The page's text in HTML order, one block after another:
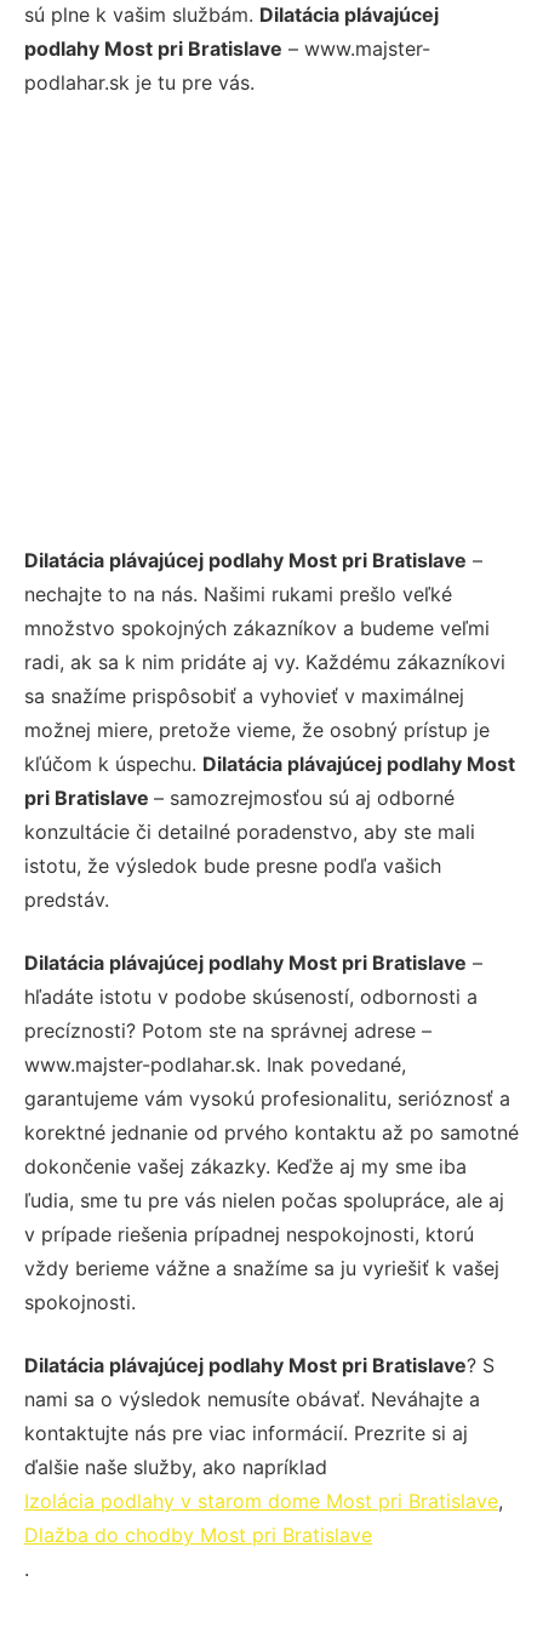
sú plne k vašim službám. Dilatácia plávajúcej
podlahy Most pri Bratislave – www.majster-
podlahar.sk je tu pre vás.
Dilatácia plávajúcej podlahy Most pri Bratislave –
nechajte to na nás. Našimi rukami prešlo veľké
množstvo spokojných zákazníkov a budeme veľmi
radi, ak sa k nim pridáte aj vy. Každému zákazníkovi
sa snažíme prispôsobiť a vyhovieť v maximálnej
možnej miere, pretože vieme, že osobný prístup je
kľúčom k úspechu. Dilatácia plávajúcej podlahy Most
pri Bratislave – samozrejmosťou sú aj odborné
konzultácie či detailné poradenstvo, aby ste mali
istotu, že výsledok bude presne podľa vašich
predstáv.
Dilatácia plávajúcej podlahy Most pri Bratislave –
hľadáte istotu v podobe skúseností, odbornosti a
precíznosti? Potom ste na správnej adrese –
www.majster-podlahar.sk. Inak povedané,
garantujeme vám vysokú profesionalitu, serióznosť a
korektné jednanie od prvého kontaktu až po samotné
dokončenie vašej zákazky. Keďže aj my sme iba
ľudia, sme tu pre vás nielen počas spolupráce, ale aj
v prípade riešenia prípadnej nespokojnosti, ktorú
vždy berieme vážne a snažíme sa ju vyriešiť k vašej
spokojnosti.
Dilatácia plávajúcej podlahy Most pri Bratislave? S
nami sa o výsledok nemusíte obávať. Neváhajte a
kontaktujte nás pre viac informácií. Prezrite si aj
ďalšie naše služby, ako napríklad
Izolácia podlahy v starom dome Most pri Bratislave,
Dlažba do chodby Most pri Bratislave
.